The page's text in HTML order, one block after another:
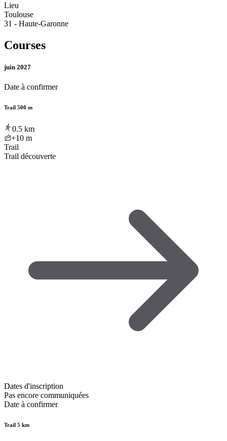
Lieu
Toulouse
31 - Haute-Garonne
Courses
juin 2027
Date à confirmer
Trail 500 m
0.5 km
+10 m
Trail
Trail découverte
Dates d'inscription
Pas encore communiquées
Date à confirmer
Trail 5 km